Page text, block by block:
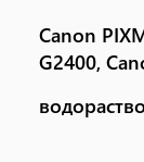
Canon
G2400,